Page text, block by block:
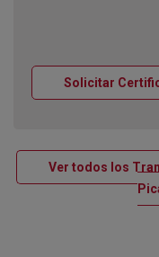
Solicitar
Ver todos los